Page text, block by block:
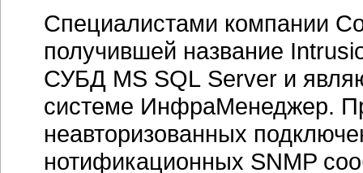
Специалистами компании
получившей название
СУБД MS SQL Server и
системе ИнфраМенеджер.
неавторизованных
нотификационных SNMP